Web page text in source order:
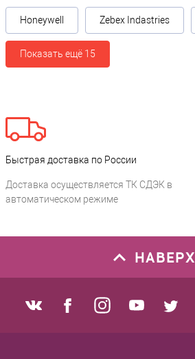
Honeywell Zebex Indastries
Показать ещё 15
Быстрая доставка по России
Доставка осуществляется ТК СДЭК в
автоматическом режиме
НАВЕРХ